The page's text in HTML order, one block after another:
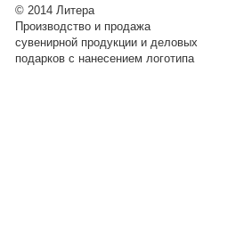
© 2014 Литера
Производство и продажа
сувенирной продукции и деловых
подарков с нанесением логотипа